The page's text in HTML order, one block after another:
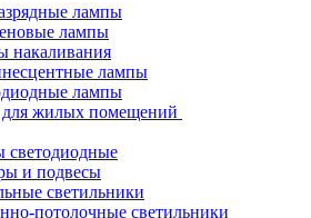
лампы
лампы
накаливания
лампы
лампы
жилых помещений
светодиодные
и подвесы
светильники
потолочные светильники